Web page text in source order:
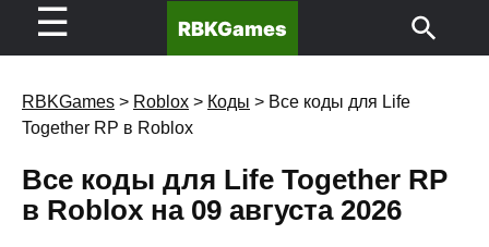
☰ RBKGames
RBKGames > Roblox > Коды > Все коды для Life
Together RP в Roblox
Все коды для Life Together RP
в Roblox на 09 августа 2026